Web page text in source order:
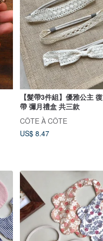
【髮帶3件組】優雅公主
帶 彌月禮盒 共三款
CÔTE À CÔTE
US$ 8.47